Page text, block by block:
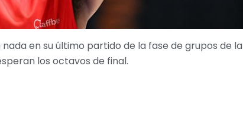
en su último partido de la fase de grupos de la
los octavos de final.